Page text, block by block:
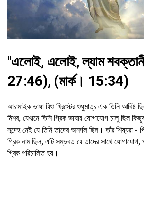
"এলোই, এলোই, ল্যাম
27:46), (মার্ক। 15:34)
আরামাইক ভাষা যিশু খ্রিস্টের শুধুমাত্র এক তিনি আবিষ্ট
মিশর, যেখানে তিনি গ্রিক ভাষায় যোগাযোগ চালু ছিল
সন্দেহ নেই যে তিনি তাদের অনর্গল ছিল। তাঁর শিষ্যরা -
গ্রিক নাম ছিল, এটি সম্ভবত যে তাদের সাথে যোগাযোগ,
গ্রিক পরিচালিত হয়।